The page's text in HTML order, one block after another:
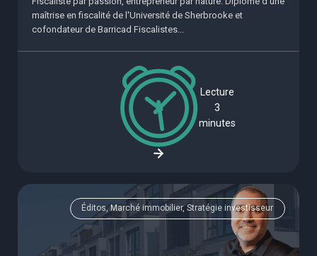
maîtrise en fiscalité de l'Université de Sherbrooke et
cofondateur de Barricad Fiscalistes...
Lecture
3
minutes
Éditos, Marché immobilier, Stratégie investisseur